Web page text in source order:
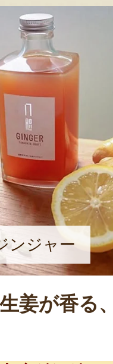
す一方、新た
た、2021年に
COLA（ヤタコ
留まらない活
たい」と話す
されるのが、
、鶴岡生まれ
ンジャー
姜が香る